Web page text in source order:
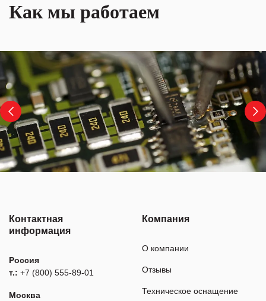
Как мы работаем
Контактная
информация
Россия
т.: +7 (800) 555-89-01
Москва
Компания
О компании
Отзывы
Техническое оснащение